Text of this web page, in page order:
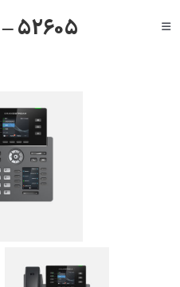
to
Toggle
– 52605